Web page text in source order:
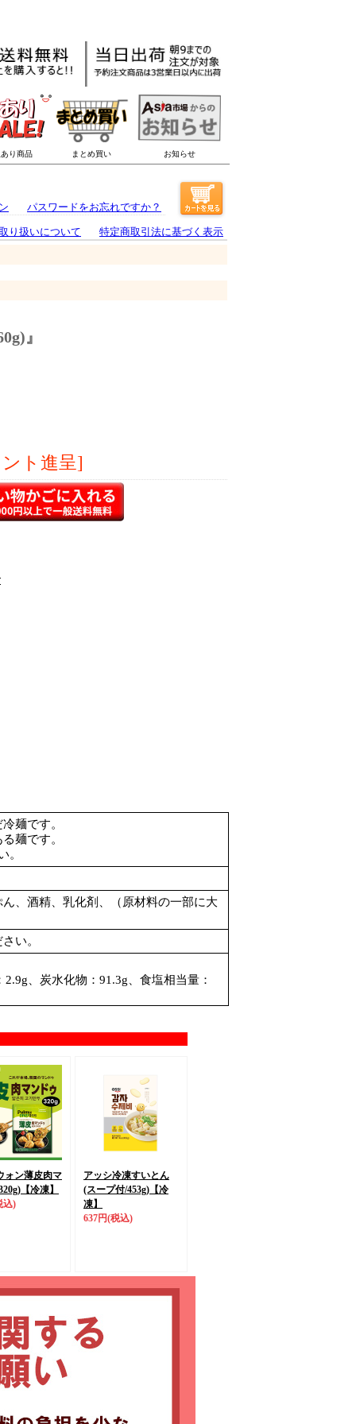
パスワードをお忘れですか？
り扱いについて 特定商取引法に基づく表示
』
ト進呈]
麺です。
麺です。
。
、酒精、乳化剤、（原材料の一部に大
い。
、炭水化物：91.3g、食塩相当量：
ォン薄皮肉マ
【冷凍】
込)
アッシ冷凍すいとん
(スープ付/453g) 【冷
凍】
637円(税込)